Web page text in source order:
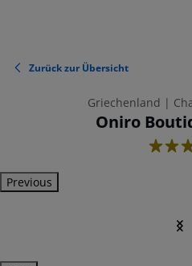
Zurück zur Übersicht
Griechenland |
Oniro
4
Previous